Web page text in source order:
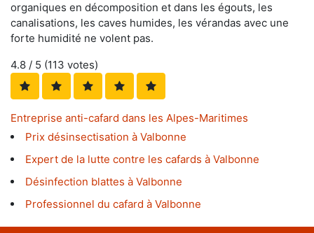
organiques en décomposition et dans les égouts, les
canalisations, les caves humides, les vérandas avec une
forte humidité ne volent pas.
4.8 / 5 (113 votes)
Entreprise anti-cafard dans les Alpes-Maritimes
Prix désinsectisation à Valbonne
Expert de la lutte contre les cafards à Valbonne
Désinfection blattes à Valbonne
Professionnel du cafard à Valbonne